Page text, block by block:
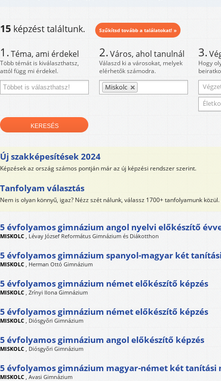
15 képzést találtunk. Szűkítsd tovább a találatokat! »
1.Téma, ami érdekel
Több témát is kiválaszthatsz,
attól függ mi érdekel.
2.Város, ahol tanulnál
Válaszd ki a városokat, melyek
elérhetők számodra.
Miskolc
3.
Hogy
Új szakképesítések 2024
Képzések az ország számos pontján már az új képzési rendszer szerint.
Tanfolyam választás
Nem is olyan könnyű, igaz? Nézz szét nálunk, válassz 1700+ tanfolyamunk közül.
5 évfolyamos gimnázium angol nyelvi előkészítő
MISKOLC , Lévay József Református Gimnázium és Diákotthon
5 évfolyamos gimnázium spanyol-magyar két
MISKOLC , Herman Ottó Gimnázium
5 évfolyamos gimnázium német előkészítő képzés
MISKOLC , Zrínyi Ilona Gimnázium
5 évfolyamos gimnázium német előkészítő képzés
MISKOLC , Diósgyőri Gimnázium
5 évfolyamos gimnázium angol előkészítő képzés
MISKOLC , Diósgyőri Gimnázium
5 évfolyamos gimnázium magyar-német két tanítási
MISKOLC , Avasi Gimnázium